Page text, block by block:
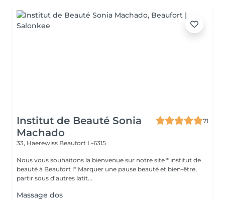
Institut de Beauté Sonia
Machado
71
33, Haerewiss Beaufort L-6315
Nous vous souhaitons la bienvenue sur notre site * institut de
beauté à Beaufort !* Marquer une pause beauté et bien-être,
partir sous d'autres latit...
Massage dos